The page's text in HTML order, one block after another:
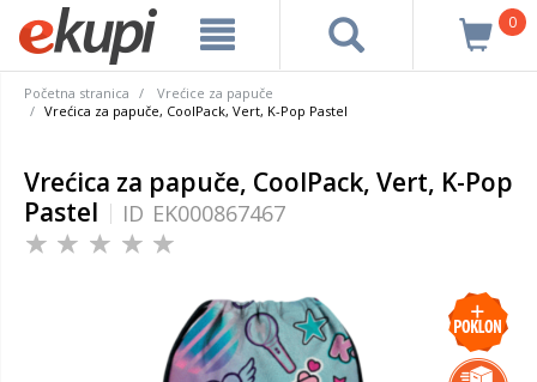
0
Početna stranica
Vrećice za papuče
Vrećica za papuče, CoolPack, Vert, K-Pop Pastel
Vrećica za papuče, CoolPack, Vert, K-Pop
Pastel
ID EK000867467